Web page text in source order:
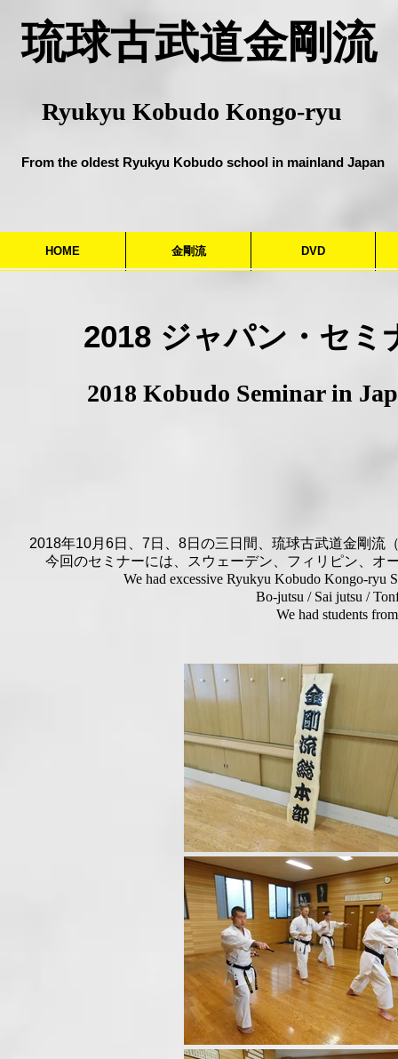
​琉球古武道金剛流
Ryukyu Kobudo Kongo-ryu
From the oldest Ryukyu Kobudo school in mainland Japan
HOME 金剛流 DVD
​2018 ジャパン・セミ
​2018 Kobudo Seminar in
2018年10月6日、7日、8日の三日間、琉球古武道金剛
今回のセミナーには、スウェーデン、フィリピン、オ
We had excessive Ryukyu Kobudo Kongo-ryu
Bo-jutsu / Sai jutsu /
We had students